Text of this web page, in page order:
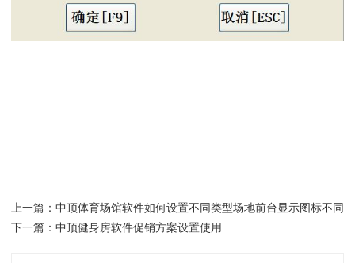
上一篇： 中顶体育场馆软件如何设置不同类型场地前台显示图标不同
下一篇： 中顶健身房软件促销方案设置使用